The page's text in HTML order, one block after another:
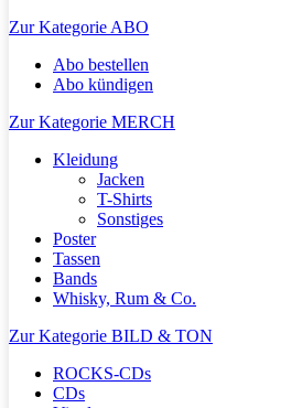
Zur Kategorie ABO
Abo bestellen
Abo kündigen
Zur Kategorie MERCH
Kleidung
Jacken
T-Shirts
Sonstiges
Poster
Tassen
Bands
Whisky, Rum & Co.
Zur Kategorie BILD & TON
ROCKS-CDs
CDs